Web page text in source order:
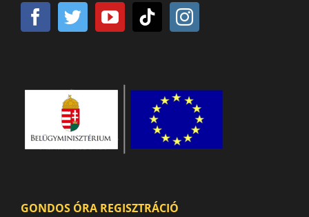
GONDOS ÓRA REGISZTRÁCIÓ